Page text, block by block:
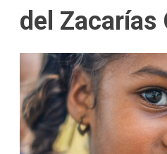
del Zacarías